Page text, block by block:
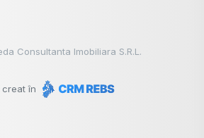
Consultanta Imobiliara S.R.L.
creat în